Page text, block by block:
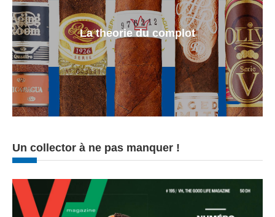
La theorie du complot
Un collector à ne pas manquer !